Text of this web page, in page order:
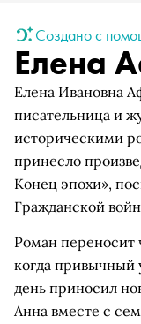
Создано с
Елена
Елена Ивановна
писательница и
историческими
принесло
Конец эпохи»,
Гражданской
Роман переносит
когда привычный
день приносил
Анна вместе с